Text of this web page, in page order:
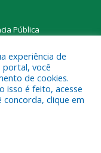
Pública
Municipal de Novo
experiência de
portal, você
de cookies.
isso é feito, acesse
concorda, clique em